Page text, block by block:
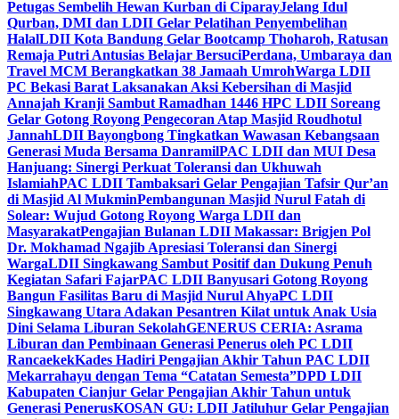
Petugas Sembelih Hewan Kurban di CiparayJelang Idul
Qurban, DMI dan LDII Gelar Pelatihan Penyembelihan
HalalLDII Kota Bandung Gelar Bootcamp Thoharoh, Ratusan
Remaja Putri Antusias Belajar BersuciPerdana, Umbaraya dan
Travel MCM Berangkatkan 38 Jamaah UmrohWarga LDII
PC Bekasi Barat Laksanakan Aksi Kebersihan di Masjid
Annajah Kranji Sambut Ramadhan 1446 HPC LDII Soreang
Gelar Gotong Royong Pengecoran Atap Masjid Roudhotul
JannahLDII Bayongbong Tingkatkan Wawasan Kebangsaan
Generasi Muda Bersama DanramilPAC LDII dan MUI Desa
Hanjuang: Sinergi Perkuat Toleransi dan Ukhuwah
IslamiahPAC LDII Tambaksari Gelar Pengajian Tafsir Qur’an
di Masjid Al MukminPembangunan Masjid Nurul Fatah di
Solear: Wujud Gotong Royong Warga LDII dan
MasyarakatPengajian Bulanan LDII Makassar: Brigjen Pol
Dr. Mokhamad Ngajib Apresiasi Toleransi dan Sinergi
WargaLDII Singkawang Sambut Positif dan Dukung Penuh
Kegiatan Safari FajarPAC LDII Banyusari Gotong Royong
Bangun Fasilitas Baru di Masjid Nurul AhyaPC LDII
Singkawang Utara Adakan Pesantren Kilat untuk Anak Usia
Dini Selama Liburan SekolahGENERUS CERIA: Asrama
Liburan dan Pembinaan Generasi Penerus oleh PC LDII
RancaekekKades Hadiri Pengajian Akhir Tahun PAC LDII
Mekarrahayu dengan Tema “Catatan Semesta”DPD LDII
Kabupaten Cianjur Gelar Pengajian Akhir Tahun untuk
Generasi PenerusKOSAN GU: LDII Jatiluhur Gelar Pengajian